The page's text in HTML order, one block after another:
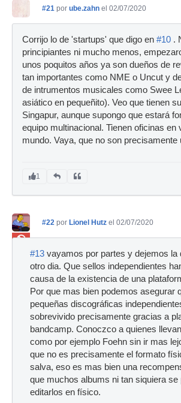
#21 por ube.zahn el 02/07/2020
Corrijo lo de 'startups' que digo en #10 .
principiantes ni mucho menos,
unos poquitos años ya son dueños de
tan importantes como NME o Uncut y
de intrumentos musicales como Swee
asiático en pequeñito). Veo que tienen
Singapur, aunque supongo que estará
equipo multinacional. Tienen oficinas en
mundo. Vaya, que no son precisamente
1
Ban
#22 por Lionel Hutz el 02/07/2020
#13 vayamos por partes y dejemos la
otro dia. Que sellos independientes
causa de la existencia de una
Por que mas bien podemos asegurar
pequeñas discográficas
sobrevivido precisamente gracias a
bandcamp. Conoczco a quienes
como por ejemplo Foehn sin ir mas
que no es precisamente el formato
salva, eso es mas bien una
que muchos albums ni tan siquiera se
editarlos en físico.